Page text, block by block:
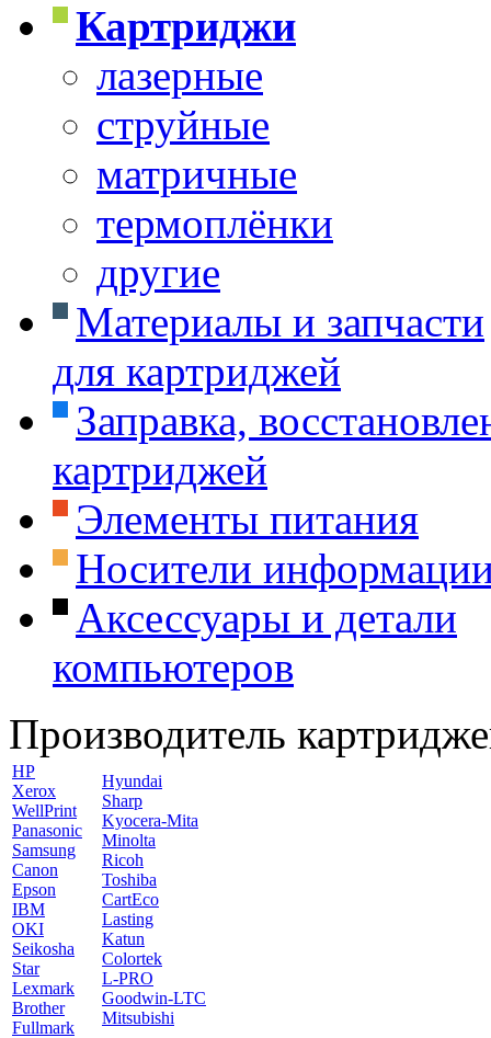
Картриджи
лазерные
струйные
матричные
термоплёнки
другие
Материалы и запчасти
для картриджей
Заправка,
картриджей
Элементы питания
Носители
Аксессуары и детали
компьютеров
Производитель
HP
Xerox
WellPrint
Panasonic
Samsung
Canon
Epson
IBM
OKI
Seikosha
Star
Lexmark
Brother
Fullmark
Hyundai
Sharp
Kyocera-Mita
Minolta
Ricoh
Toshiba
CartEco
Lasting
Katun
Colortek
L-PRO
Goodwin-LTC
Mitsubishi